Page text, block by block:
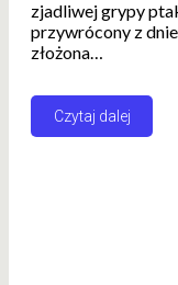
zjadliwej grypy
przywrócony z
złożona…
Czytaj dalej